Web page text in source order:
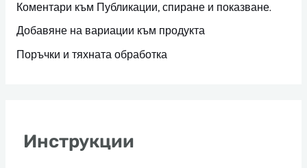
Коментари към Публикации, спиране и показване.
Добавяне на вариации към продукта
Поръчки и тяхната обработка
Инструкции